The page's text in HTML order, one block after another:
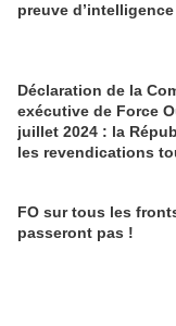
preuve
Déclaration de la
exécutive de Force
juillet 2024 : la
les revendications
FO sur tous les
passeront pas !